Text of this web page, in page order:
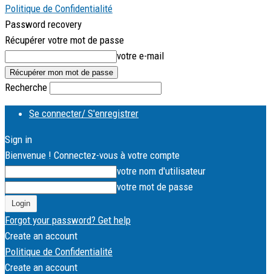
Politique de Confidentialité
Password recovery
Récupérer votre mot de passe
votre e-mail
Recherche
Se connecter/ S'enregistrer
Sign in
Bienvenue ! Connectez-vous à votre compte
votre nom d'utilisateur
votre mot de passe
Forgot your password? Get help
Create an account
Politique de Confidentialité
Create an account